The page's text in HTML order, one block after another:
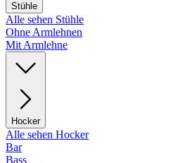
Stühle
Alle sehen Stühle
Ohne Armlehnen
Mit Armlehne
Hocker
Alle sehen Hocker
Bar
Bass